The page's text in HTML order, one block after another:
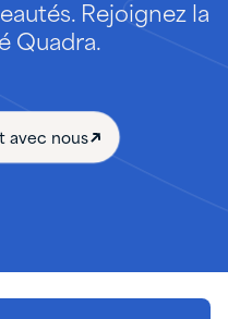
Rejoignez la
Quadra.
avec nous